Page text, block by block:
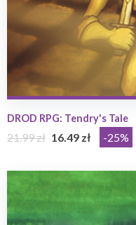
DROD RPG: Tendry's Tale
21.99 zł 16.49 zł -25%